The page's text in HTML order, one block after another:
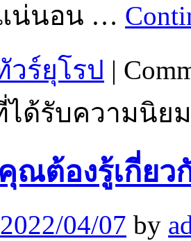
น่นอน …
วร์ยุโรป |
ได้รับความนิย
ณต้องรู้เกี่ยว
2022/04/07 by